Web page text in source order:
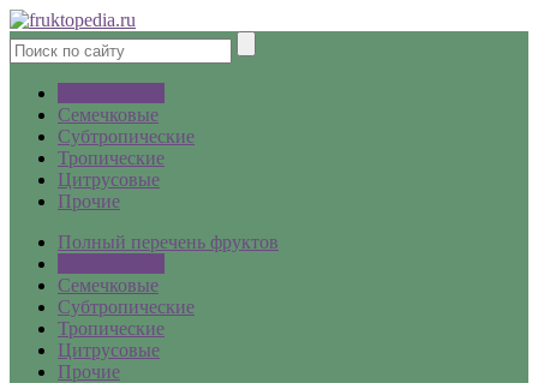
Семечковые
Субтропические
Тропические
Цитрусовые
Прочие
Полный перечень фруктов
Семечковые
Субтропические
Тропические
Цитрусовые
Прочие